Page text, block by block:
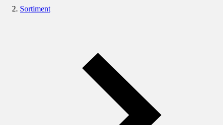
Sortiment